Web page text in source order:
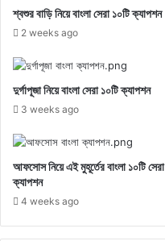
শ্বশুর বাড়ি নিয়ে বাংলা সেরা ১০টি ক্যাপশন
2 weeks ago
দুর্গাপূজা নিয়ে বাংলা সেরা ১০টি ক্যাপশন
3 weeks ago
আফসোস নিয়ে এই মুহূর্তের বাংলা ১০টি সেরা
ক্যাপশন
4 weeks ago